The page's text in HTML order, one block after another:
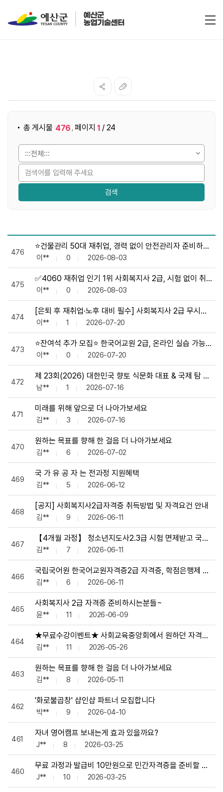
총 게시물 476 ,페이지 1 / 24
자유게시판 목록으로 번호, 제목, 작성자, 조회수, 등록일, 첨부
476
⭐건물관리 50대 재취업, 경력 없이 안전관리자 준비하는 방
이** 0 2026-08-03
475
✅4060 재취업 인기 1위 사회복지사 2급, 시험 없이 취득
이** 0 2026-08-03
474
[은퇴 후 재취업·노후 대비 필수] 사회복지사 2급 무시험 취
이** 1 2026-07-20
473
⭐잔여석 추가 모집⭐ 한국어교원 2급, 온라인 실습 가능한
이** 0 2026-07-20
472
제 23회(2026) 대한민국 향토 식문화 대표 & 국제 탐 쉐프
남** 1 2026-07-16
471
미래를 위해 앞으로 더 나아가보세요
김** 3 2026-07-16
470
원하는 목표를 향해 한 걸음 더 나아가보세요
김** 6 2026-07-02
469
국 가 유 공 자 는 전과정 지원혜택
김** 5 2026-06-12
468
[공지] 사회복지사2급자격증 취득방법 및 자격요건 안내
김** 9 2026-06-11
467
【4개월 과정】 청소년지도사2.3급 시험 면제받고 국가
김** 7 2026-06-11
466
국립국어원 한국어교원자격증2급 자격증, 학점은행제 온라
김** 6 2026-06-11
465
사회복지사 2급 자격증 준비하시는분들~
윤** 11 2026-06-09
464
★무료수강이벤트★ 사회교육중앙회에서 원하던 자격증을
김** 11 2026-05-26
463
원하는 목표를 향해 한 걸음 더 나아가보세요
김** 8 2026-05-11
462
'화로불곱창' 샵인샵 파트너 모집합니다
박** 9 2026-04-10
461
자녀 영어캠프 보내는게 효과 있을까요?
J** 8 2026-03-25
460
무료 과정과 발급비 10만원으로 민간자격증을 준비할 때 놓
J** 10 2026-03-25